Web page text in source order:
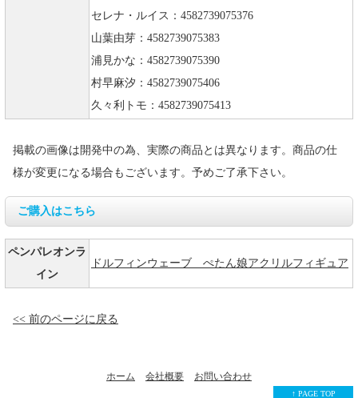
セレナ・ルイス：4582739075376
山葉由芽：4582739075383
浦見かな：4582739075390
村早麻汐：4582739075406
久々利トモ：4582739075413
掲載の画像は開発中の為、実際の商品とは異なります。商品の仕
様が変更になる場合もございます。予めご了承下さい。
ご購入はこちら
ペンパレオンラ
イン
ドルフィンウェーブ ぺたん娘アクリルフィギュア
<< 前のページに戻る
ホーム 会社概要 お問い合わせ
↑ PAGE TOP